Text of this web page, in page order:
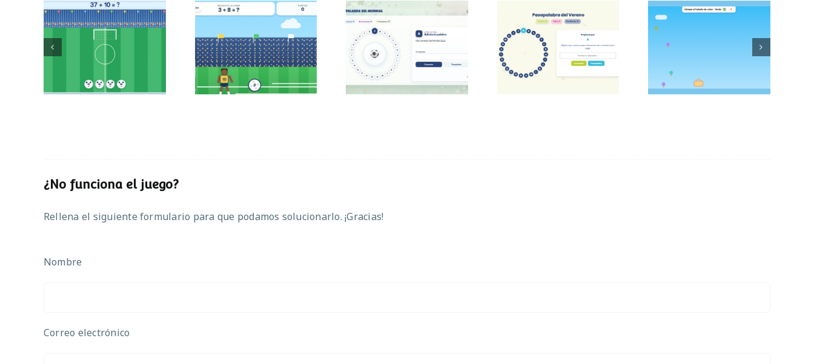
Mundial de
operaciones
Partido de sumas
Pasapalabra del
Mundial
Pasapalabra del
verano
Atrapa el helado
¿No funciona el juego?
Rellena el siguiente formulario para que podamos solucionarlo. ¡Gracias!
Nombre
Correo electrónico